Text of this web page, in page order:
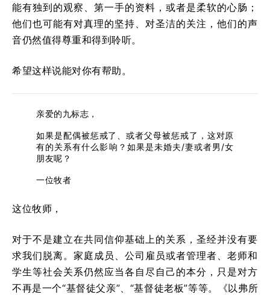
能有独到的观察、第一手的资料，或者是柔软的心肠；
他们也可能有对真理的坚持、对圣洁的关注，他们的声
音仍然值得尊重和得到聆听。
希望这样说能对你有帮助。
亲爱的九标志，
如果是配偶被惩戒了、或者父母被惩戒了，这对原
有的关系有什么影响？如果是未婚夫/妻或者男/女
朋友呢？
一位牧者
这位牧师，
对于不是建立在共同信仰基础上的关系，圣经并没有要
求我们脱离。家庭成员、公司雇员或者管理者、老师和
学生等社会关系仍然应当各自尽自己的本分，只是对方
不再是一个“基督徒父亲”、“基督徒老板”等等。《以弗所